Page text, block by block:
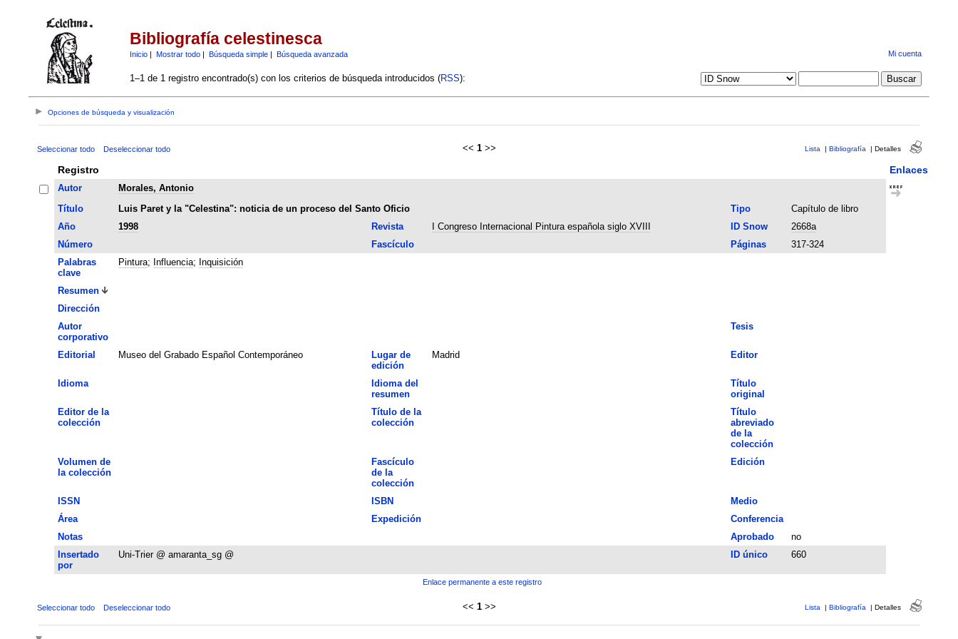
Bibliografía celestinesca
Inicio| Mostrar todo| Búsqueda simple| Búsqueda avanzada Mi cuenta
1–1 de 1 registro encontrado(s) con los criterios de búsqueda introducidos (RSS):
Opciones de búsqueda y visualización
Seleccionar todo Deseleccionar todo << 1 >> Lista | Bibliografía | Detalles
Registro Enlaces
Autor
Morales, Antonio
Título
Luis Paret y la "Celestina": noticia de un proceso del Santo Oficio Tipo
Capítulo de libro
Año
1998 Revista I Congreso Internacional Pintura española siglo XVIII ID Snow
2668a
Número
Fascículo Páginas
317-324
Palabras
clave
Pintura; Influencia; Inquisición
Resumen
Dirección
Autor
corporativo
Tesis
Editorial Museo del Grabado Español Contemporáneo
Lugar de
edición
Madrid Editor
Idioma
Idioma del
resumen
Título
original
Editor de la
colección
Título de la
colección
Título
abreviado
de la
colección
Volumen de
la colección
Fascículo
de la
colección
Edición
ISSN ISBN
Medio
Área
Expedición
Conferencia
Notas
Aprobado
no
Insertado
por
Uni-Trier @ amaranta_sg @ ID único 660
Enlace permanente a este registro
Seleccionar todo Deseleccionar todo << 1 >> Lista | Bibliografía | Detalles